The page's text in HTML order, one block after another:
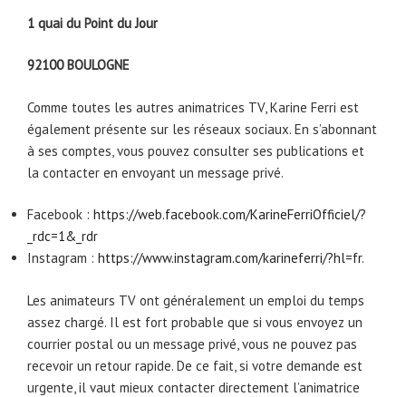
1 quai du Point du Jour
92100 BOULOGNE
Comme toutes les autres animatrices TV, Karine Ferri est
également présente sur les réseaux sociaux. En s’abonnant
à ses comptes, vous pouvez consulter ses publications et
la contacter en envoyant un message privé.
Facebook : https://web.facebook.com/KarineFerriOfficiel/?
_rdc=1&_rdr
Instagram : https://www.instagram.com/karineferri/?hl=fr.
Les animateurs TV ont généralement un emploi du temps
assez chargé. Il est fort probable que si vous envoyez un
courrier postal ou un message privé, vous ne pouvez pas
recevoir un retour rapide. De ce fait, si votre demande est
urgente, il vaut mieux contacter directement l’animatrice